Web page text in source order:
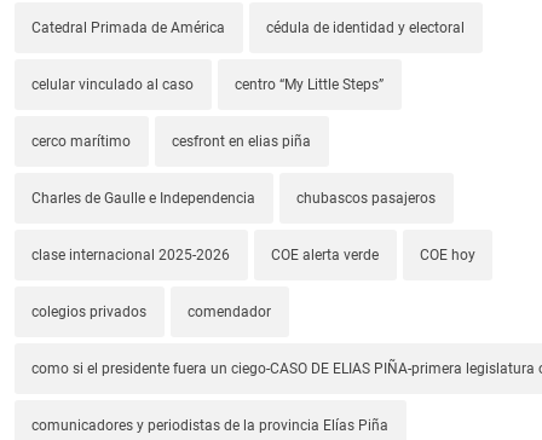
Catedral Primada de América cédula de identidad y electoral
celular vinculado al caso centro “My Little Steps”
cerco marítimo cesfront en elias piña
Charles de Gaulle e Independencia chubascos pasajeros
clase internacional 2025-2026 COE alerta verde COE hoy
colegios privados comendador
como si el presidente fuera un ciego-CASO DE ELIAS PIÑA-primera legislatura
comunicadores y periodistas de la provincia Elías Piña